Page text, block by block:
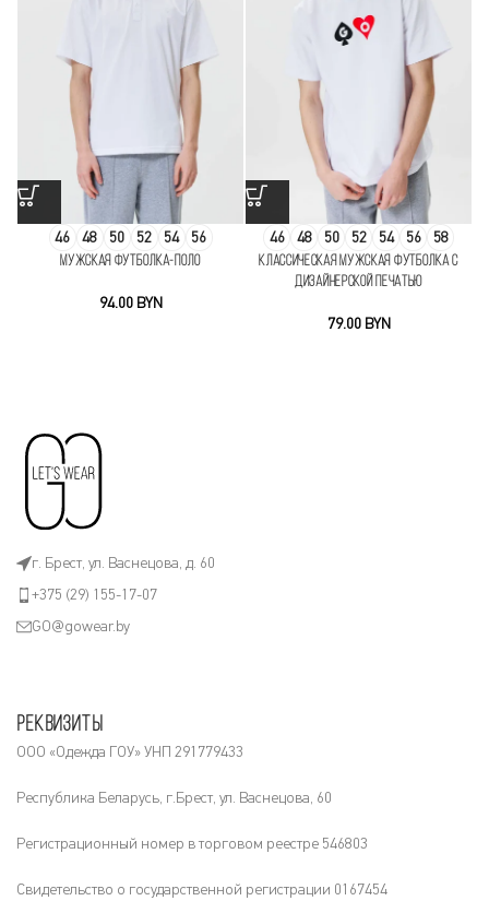
46 48 50 52 54 56
Мужская футболка-поло
BYN
46 48 50 52 54 56 58
Классическая мужская футболка с
дизайнерской печатью
BYN
г. Брест, ул. Васнецова, д. 60
+375 (29) 155-17-07
GO@gowear.by
Реквизиты
ООО «Одежда ГОУ» УНП 291779433
Республика Беларусь, г.Брест, ул. Васнецова, 60
Регистрационный номер в торговом реестре 546803
Свидетельство о государственной регистрации 0167454